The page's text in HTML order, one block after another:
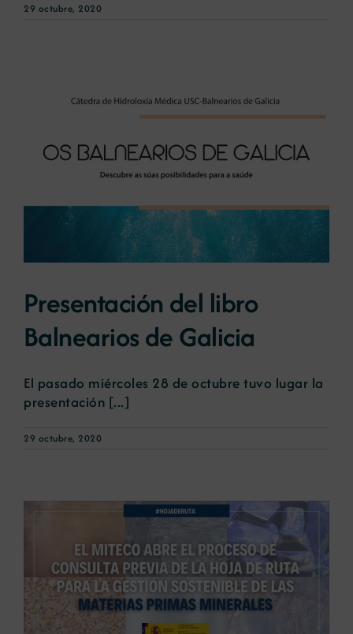
29 octubre, 2020
Presentación del libro
Balnearios de Galicia
El pasado miércoles 28 de octubre tuvo lugar la
presentación [...]
29 octubre, 2020